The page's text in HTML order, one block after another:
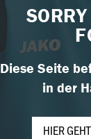
Diese Seite
in der
HIER